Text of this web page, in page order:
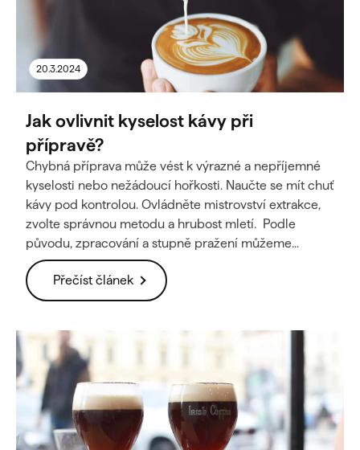
20.3.2024
Jak ovlivnit kyselost kávy při
přípravě?
Chybná příprava může vést k výrazné a nepříjemné
kyselosti nebo nežádoucí hořkosti. Naučte se mít chuť
kávy pod kontrolou. Ovládněte mistrovství extrakce,
zvolte správnou metodu a hrubost mletí. Podle
původu, zpracování a stupně pražení můžeme...
Přečíst článek